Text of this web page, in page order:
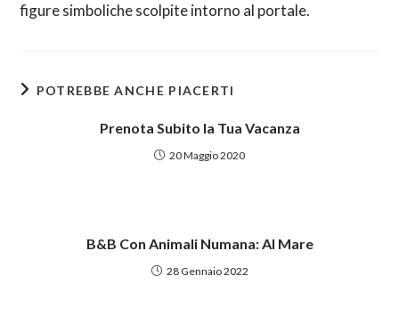
figure simboliche scolpite intorno al portale.
POTREBBE ANCHE PIACERTI
Prenota Subito la Tua Vacanza
20 Maggio 2020
B&B Con Animali Numana: Al Mare
28 Gennaio 2022